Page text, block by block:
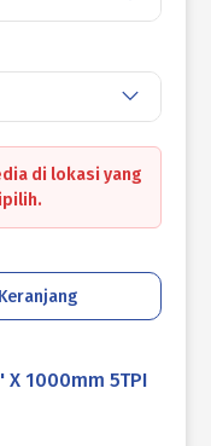
di lokasi yang
Keranjang
X 1000mm 5TPI